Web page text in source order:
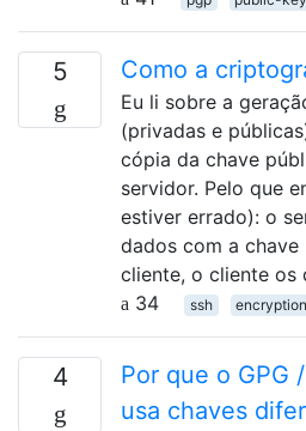
5 Como a
Eu li sobre a
(privadas e
cópia da chave
servidor. Pelo que
estiver errado): o
dados com a
cliente, o cliente
34
ssh encryption
4
Por que o GPG
usa chaves